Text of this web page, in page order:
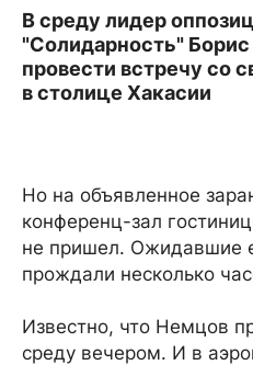
В среду лидер
"Солидарность"
провести встречу со
в столице Хакасии
Но на объявленное
конференц-зал
не пришел. Ожидавшие
прождали несколько
Известно, что Немцов
среду вечером. И в